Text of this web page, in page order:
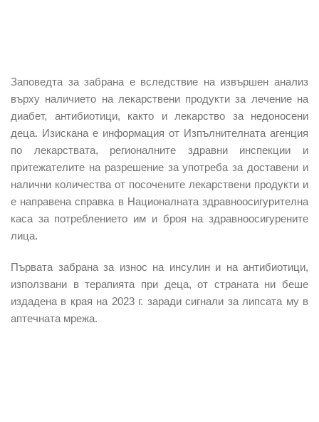
Заповедта за забрана е вследствие на извършен анализ
върху наличието на лекарствени продукти за лечение на
диабет, антибиотици, както и лекарство за недоносени
деца. Изискана е информация от Изпълнителната агенция
по лекарствата, регионалните здравни инспекции и
притежателите на разрешение за употреба за доставени и
налични количества от посочените лекарствени продукти и
е направена справка в Националната здравноосигурителна
каса за потреблението им и броя на здравноосигурените
лица.
Първата забрана за износ на инсулин и на антибиотици,
използвани в терапията при деца, от страната ни беше
издадена в края на 2023 г. заради сигнали за липсата му в
аптечната мрежа.